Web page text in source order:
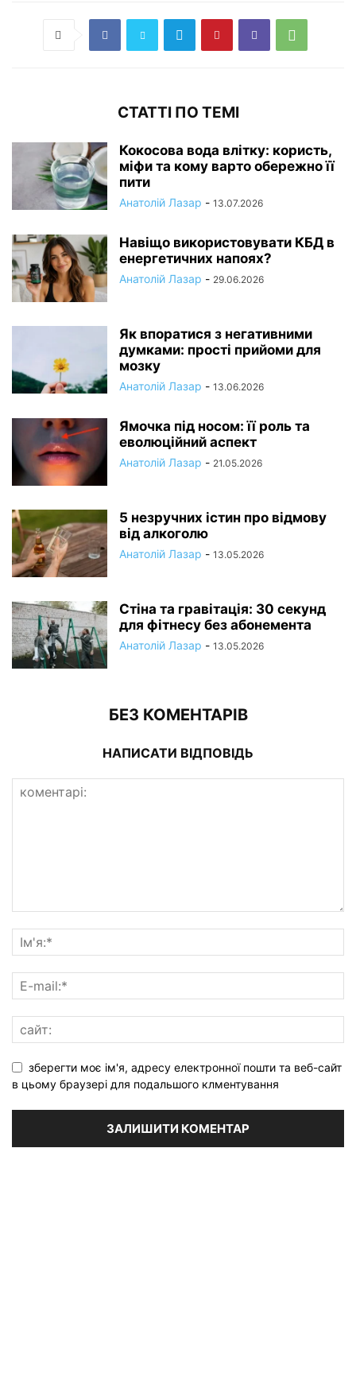
СТАТТІ ПО ТЕМІ
Кокосова вода влітку: користь,
міфи та кому варто обережно її
пити
Анатолій Лазар - 13.07.2026
Навіщо використовувати КБД в
енергетичних напоях?
Анатолій Лазар - 29.06.2026
Як впоратися з негативними
думками: прості прийоми для
мозку
Анатолій Лазар - 13.06.2026
Ямочка під носом: її роль та
еволюційний аспект
Анатолій Лазар - 21.05.2026
5 незручних істин про відмову
від алкоголю
Анатолій Лазар - 13.05.2026
Стіна та гравітація: 30 секунд
для фітнесу без абонемента
Анатолій Лазар - 13.05.2026
БЕЗ КОМЕНТАРІВ
НАПИСАТИ ВІДПОВІДЬ
зберегти моє ім'я, адресу електронної пошти та веб-сайт
в цьому браузері для подальшого клментування